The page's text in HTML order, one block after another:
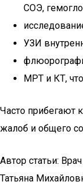
СОЭ,
УЗИ
МРТ и КТ,
Часто прибегают
жалоб и общего
Автор статьи:
Татьяна